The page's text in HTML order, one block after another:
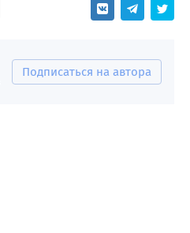
Подписаться на автора